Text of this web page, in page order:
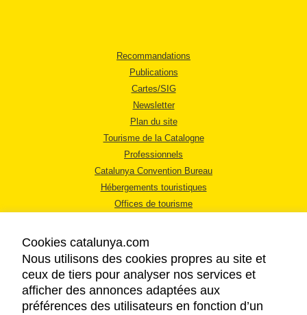
Recommandations
Publications
Cartes/SIG
Newsletter
Plan du site
Tourisme de la Catalogne
Professionnels
Catalunya Convention Bureau
Hébergements touristiques
Offices de tourisme
MENTIONS LÉGALES
Cookies catalunya.com
Nous utilisons des cookies propres au site et
ceux de tiers pour analyser nos services et
afficher des annonces adaptées aux
préférences des utilisateurs en fonction d’un